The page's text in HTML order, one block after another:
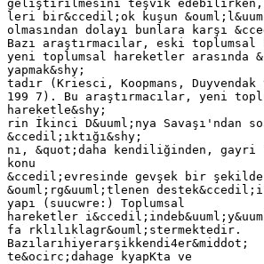
geliştirilmesini teşvik edebilirken,
leri bir&ccedil;ok kuşun
olmasından dolayı bunlara karşı
Bazı araştırmacılar, eski
yeni toplumsal hareketler arasında
yapmak&shy;
tadır (Kriesci, Koopmans, Duyvendak
199 7). Bu araştırmacılar, yeni
hareketle&shy;
rin İkinci D&uuml;nya Savaşı'ndan
&ccedil;ıktığı&shy;
nı, &quot;daha kendiliğinden,
konu
&ccedil;evresinde gevşek bir şekilde
&ouml;rg&uuml;tlenen
yapı (suucwre:) Toplumsal
hareketler
fa rklılıklagr&ouml;stermektedir.
Bazılarıhiyerarşikkendi4er&middot;
te&ocirc;dahage kyapKta ve